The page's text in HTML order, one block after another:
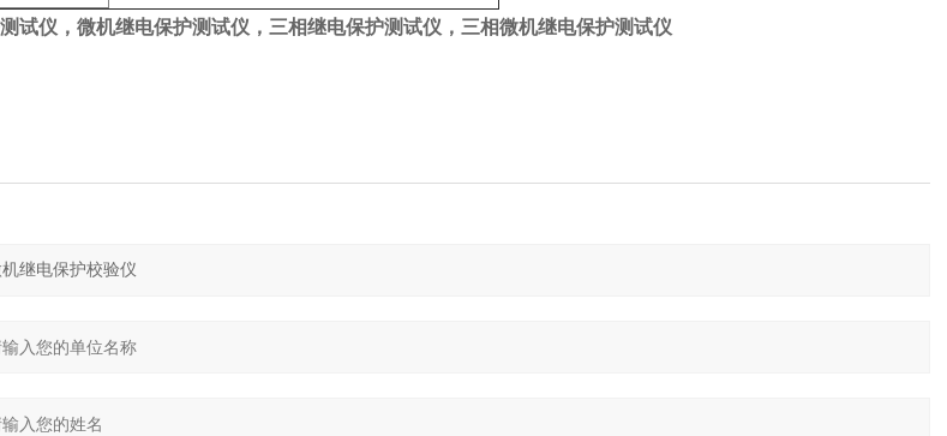
试仪，微机继电保护测试仪，三相继电保护测试仪，三相微机继电保护测试仪